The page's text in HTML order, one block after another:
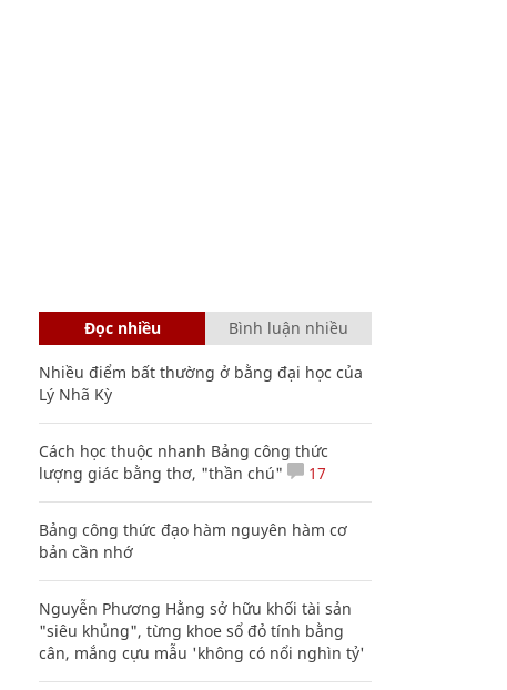
Đọc nhiều Bình luận nhiều
Nhiều điểm bất thường ở bằng đại học của
Lý Nhã Kỳ
Cách học thuộc nhanh Bảng công thức
lượng giác bằng thơ, "thần chú"
17
Bảng công thức đạo hàm nguyên hàm cơ
bản cần nhớ
Nguyễn Phương Hằng sở hữu khối tài sản
"siêu khủng", từng khoe sổ đỏ tính bằng
cân, mắng cựu mẫu 'không có nổi nghìn tỷ'